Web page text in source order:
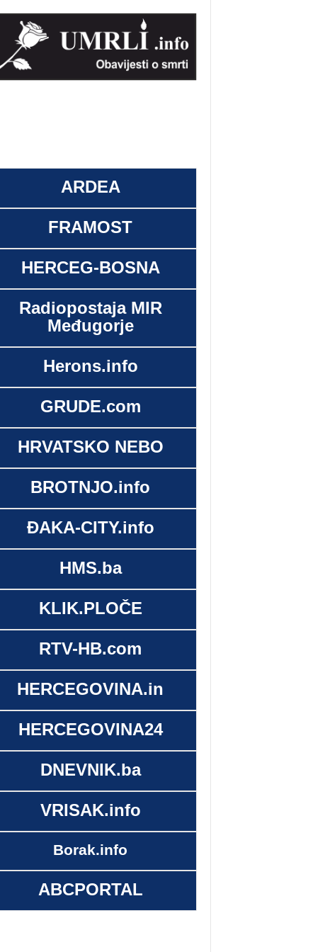
ARDEA
FRAMOST
HERCEG-BOSNA
Radiopostaja MIR
Međugorje
Herons.info
GRUDE.com
HRVATSKO NEBO
BROTNJO.info
ĐAKA-CITY.info
HMS.ba
KLIK.PLOČE
RTV-HB.com
HERCEGOVINA.in
HERCEGOVINA24
DNEVNIK.ba
VRISAK.info
Borak.info
ABCPORTAL